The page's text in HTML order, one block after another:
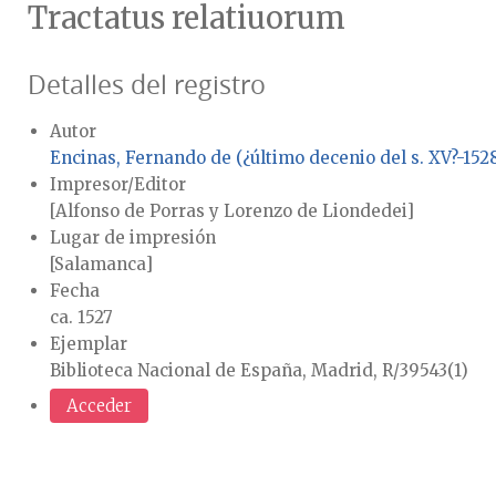
Tractatus relatiuorum
Detalles del registro
Autor
Encinas, Fernando de (¿último decenio del s. XV?-
Impresor/Editor
[Alfonso de Porras y Lorenzo de Liondedei]
Lugar de impresión
[Salamanca]
Fecha
ca. 1527
Ejemplar
Biblioteca Nacional de España, Madrid, R/39543(1)
Acceder